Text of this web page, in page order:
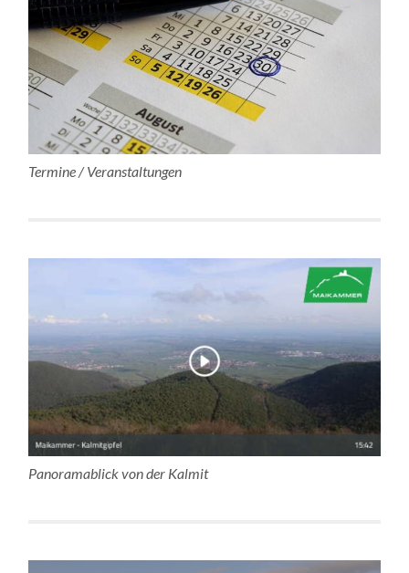
Termine / Veranstaltungen
Panoramablick von der Kalmit